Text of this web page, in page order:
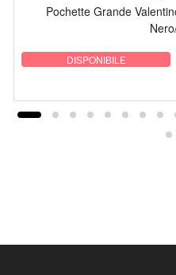
Pochette Grande
DISPONIBILE